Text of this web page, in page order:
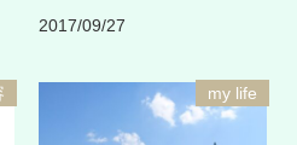
2017/09/27
my life